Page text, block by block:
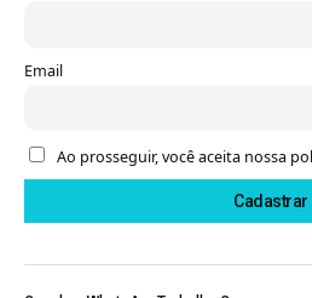
Email
Ao prosseguir, você aceita nossa